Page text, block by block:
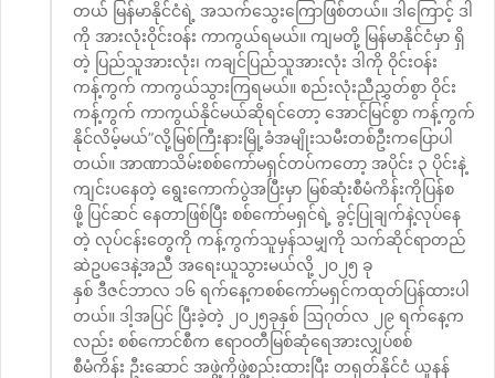
တယ် မြန်မာနိုင်ငံရဲ့ အသက်သွေးကြောဖြစ်တယ်။ ဒါကြောင့် ဒါ
ကို အားလုံးဝိုင်းဝန်း ကာကွယ်ရမယ်။ ကျမတို့ မြန်မာနိုင်ငံမှာ ရှိ
တဲ့ ပြည်သူအားလုံး၊ ကချင်ပြည်သူအားလုံး ဒါကို ဝိုင်းဝန်း
ကန့်ကွက် ကာကွယ်သွားကြရမယ်။ စည်းလုံးညီညွှတ်စွာ ဝိုင်း
ကန့်ကွက် ကာကွယ်နိုင်မယ်ဆိုရင်တော့ အောင်မြင်စွာ ကန့်ကွက်
နိုင်လိမ့်မယ်”လို့မြစ်ကြီးနားမြို့ခံအမျိုးသမီးတစ်ဦးကပြောပါ
တယ်။ အာဏာသိမ်းစစ်ကော်မရှင်တပ်ကတော့ အပိုင်း ၃ ပိုင်းနဲ့
ကျင်းပနေတဲ့ ရွေးကောက်ပွဲအပြီးမှာ မြစ်ဆုံးစီမံကိန်းကိုပြန်စ
ဖို့ ပြင်ဆင် နေတာဖြစ်ပြီး စစ်ကော်မရှင်ရဲ့ ခွင့်ပြုချက်နဲ့လုပ်နေ
တဲ့ လုပ်ငန်းတွေကို ကန့်ကွက်သူမှန်သမျှကို သက်ဆိုင်ရာတည်
ဆဲဥပဒေနဲ့အညီ အရေးယူသွားမယ်လို့ ၂၀၂၅ ခု
နှစ် ဒီဇင်ဘာလ ၁၆ ရက်နေ့ကစစ်ကော်မရှင်ကထုတ်ပြန်ထားပါ
တယ်။ ဒါ့အပြင် ပြီးခဲ့တဲ့ ၂၀၂၅ခုနှစ် ဩဂုတ်လ ၂၉ ရက်နေ့က
လည်း စစ်ကောင်စီက ဧရာဝတီမြစ်ဆုံရေအားလျှပ်စစ်
စီမံကိန်း ဦးဆောင် အဖွဲ့ကိုဖွဲ့စည်းထားပြီး တရုတ်နိုင်ငံ ယူနန်